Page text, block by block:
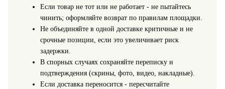
Если товар не тот или не работает - не пытайтесь
чинить; оформляйте возврат по правилам площадки.
Не объединяйте в одной доставке критичные и не
срочные позиции, если это увеличивает риск
задержки.
В спорных случаях сохраняйте переписку и
подтверждения (скрины, фото, видео, накладные).
Если доставка переносится - пересчитайте